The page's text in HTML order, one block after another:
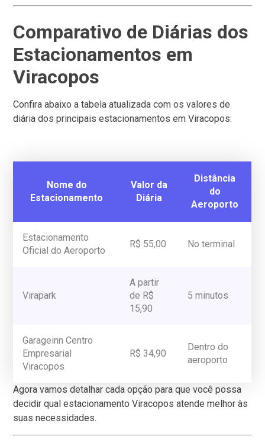
Comparativo de Diárias dos
Estacionamentos em
Viracopos
Confira abaixo a tabela atualizada com os valores de
diária dos principais estacionamentos em Viracopos:
Nome do
Estacionamento
Valor da
Diária
Distância
do
Aeroporto
Estacionamento
Oficial do Aeroporto
R$ 55,00 No terminal
Virapark
A partir
de R$
15,90
5 minutos
Garageinn Centro
Empresarial
Viracopos
R$ 34,90
Dentro do
aeroporto
Agora vamos detalhar cada opção para que você possa
decidir qual estacionamento Viracopos atende melhor às
suas necessidades.